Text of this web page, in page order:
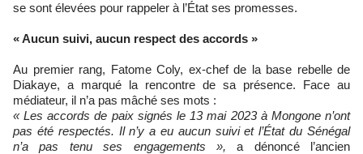
se sont élevées pour rappeler à l’État ses promesses.
« Aucun suivi, aucun respect des accords »
Au premier rang, Fatome Coly, ex-chef de la base rebelle de
Diakaye, a marqué la rencontre de sa présence. Face au
médiateur, il n’a pas mâché ses mots :
« Les accords de paix signés le 13 mai 2023 à Mongone n’ont
pas été respectés. Il n’y a eu aucun suivi et l’État du Sénégal
n’a pas tenu ses engagements », a dénoncé l’ancien